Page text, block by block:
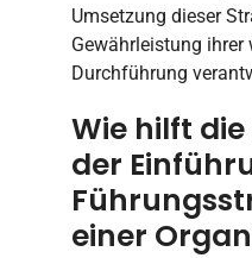
Umsetzung dieser
Gewährleistung ihrer
Durchführung
Wie hilft
der
einer